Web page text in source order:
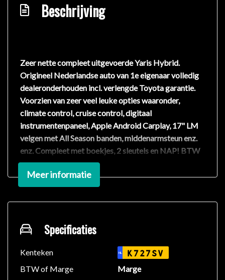
Beschrijving
Zeer nette compleet uitgevoerde Yaris Hybrid.
Origineel Nederlandse auto van 1e eigenaar volledig
dealeronderhouden incl. verlengde Toyota garantie.
Voorzien van zeer veel leuke opties waaronder,
climate control, cruise control, digitaal
instrumentenpaneel, Apple Android Carplay, 17" LM
velgen met All Season banden, middenarmsteun enz.
enz. Compleet met boekjes, 2 sleutels en NAP! BTW
auto, ondernemers kunnen de BTW verrekenen.
Alle prijzen zijn scherpe internet meeneemprijzen
(rijklaar), tenzij anders vermeld. Geopend ma t/m vr
afspraak in de avond. Wij zijn niet altijd aanwezig dus
graag even bellen voor u komt.
Alle inruil mogelijk, motoren, oldtimers etc. Let op het
bezoekadres is Oostpolderweg 1-F. Ondanks dat wij
de advertenties met de grootste zorg en zo accuraat
Meer informatie
Specificaties
Kenteken NL K727SV
BTW of Marge
Marge